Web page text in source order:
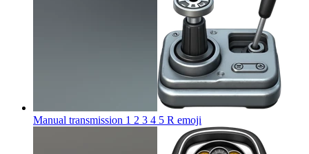
Manual transmission 1 2 3 4 5 R emoji